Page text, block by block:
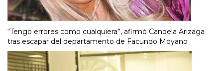
“Tengo errores como cualquiera”, afirmó Candela Arizaga
tras escapar del departamento de Facundo Moyano